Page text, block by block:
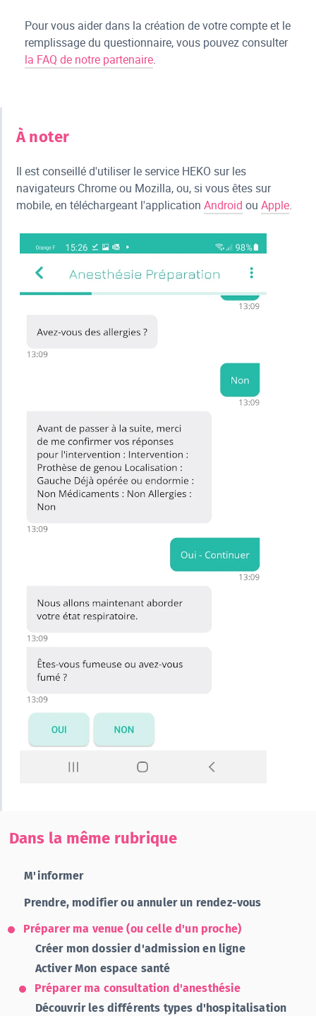
Pour vous aider dans la création de votre compte et le
remplissage du questionnaire, vous pouvez consulter
la FAQ de notre partenaire.
À noter
Il est conseillé d'utiliser le service HEKO sur les
navigateurs Chrome ou Mozilla, ou, si vous êtes sur
mobile, en téléchargeant l'application Android ou Apple.
Dans la même rubrique
M'informer
Prendre, modifier ou annuler un rendez-vous
Préparer ma venue (ou celle d'un proche)
Créer mon dossier d'admission en ligne
Activer Mon espace santé
Préparer ma consultation d'anesthésie
Découvrir les différents types d'hospitalisation